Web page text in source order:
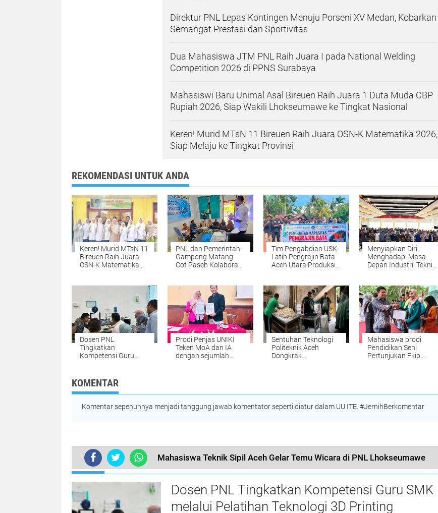
Direktur PNL Lepas Kontingen Menuju Porseni XV Medan, Kobarkan
Semangat Prestasi dan Sportivitas
Dua Mahasiswa JTM PNL Raih Juara I pada National Welding
Competition 2026 di PPNS Surabaya
Mahasiswi Baru Unimal Asal Bireuen Raih Juara 1 Duta Muda CBP
Rupiah 2026, Siap Wakili Lhokseumawe ke Tingkat Nasional
Keren! Murid MTsN 11 Bireuen Raih Juara OSN-K Matematika 2026,
Siap Melaju ke Tingkat Provinsi
REKOMENDASI UNTUK ANDA
Keren! Murid MTsN 11
Bireuen Raih Juara
OSN-K Matematika
PNL dan Pemerintah
Gampong Matang
Cot Paseh Kolaborasi
Desa
Tim Pengabdian USK
Latih Pengrajin Bata
Aceh Utara Produksi
Lumpur Banjir
Menyiapkan Diri
Menghadapi Masa
Depan Industri, Teknik
Bersama Deputi
Operasi BPMA
Dosen PNL
Tingkatkan
Kompetensi Guru
Prodi Penjas UNIKI
Teken MoA dan IA
dengan sejumlah
Sentuhan Teknologi
Politeknik Aceh
Dongkrak
Mahasiswa prodi
Pendidikan Seni
Pertunjukan Fkip
KOMENTAR
Komentar sepenuhnya menjadi tanggung jawab komentator seperti diatur dalam UU ITE. #JernihBerkomentar
Mahasiswa Teknik Sipil Aceh Gelar Temu Wicara di PNL Lhokseumawe
TERKINI
Dosen PNL Tingkatkan Kompetensi Guru SMK
melalui Pelatihan Teknologi 3D Printing